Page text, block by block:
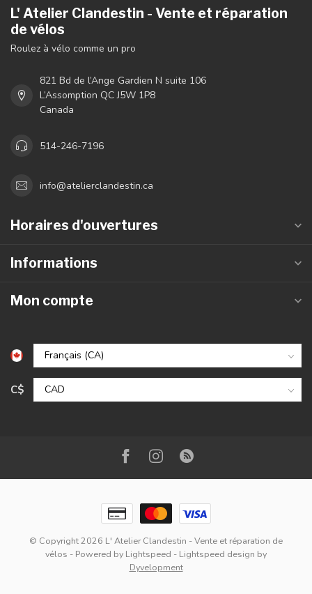
L' Atelier Clandestin - Vente et réparation
de vélos
Roulez à vélo comme un pro
821 Bd de l’Ange Gardien N suite 106
L’Assomption QC J5W 1P8
Canada
514-246-7196
info@atelierclandestin.ca
Horaires d'ouvertures
Informations
Mon compte
C$
© Copyright 2026 L' Atelier Clandestin - Vente et réparation de
vélos - Powered by Lightspeed - Lightspeed design by
Dyvelopment